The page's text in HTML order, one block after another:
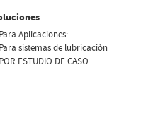
Para Aplicaciones:
Para sistemas de lubricaciòn
POR ESTUDIO DE CASO